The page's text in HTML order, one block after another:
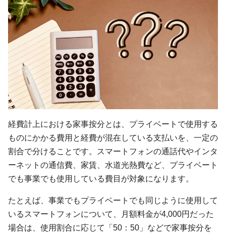
経費計上における家事按分とは、プライベートで使用する
ものにかかる費用と経費が混在している支払いを、一定の
割合で分けることです。スマートフォンの通話代やインタ
ーネットの通信費、家賃、水道光熱費など、プライベート
でも事業でも使用している費目が対象になります。
たとえば、事業でもプライベートでも同じように使用して
いるスマートフォンについて、月額料金が4,000円だった
場合は、使用割合に応じて「50：50」などで家事按分を